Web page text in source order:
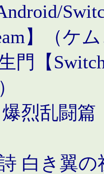
】（ケ
門【
烈乱闘篇
白き翼